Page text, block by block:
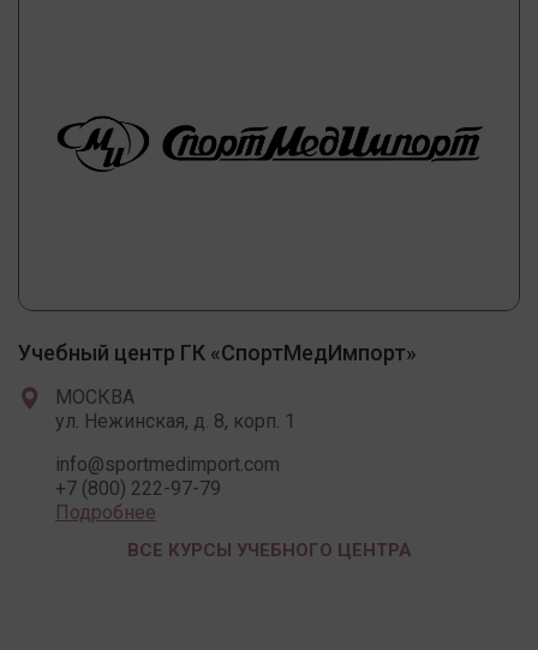
Учебный центр ГК «СпортМедИмпорт»
МОСКВА
ул. Нежинская, д. 8, корп. 1
info@sportmedimport.com
+7 (800) 222-97-79
Подробнее
ВСЕ КУРСЫ УЧЕБНОГО ЦЕНТРА